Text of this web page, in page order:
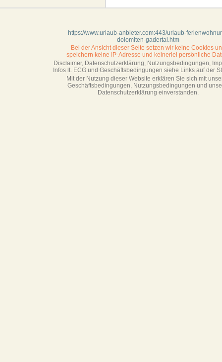
https://www.urlaub-anbieter.com:443/urlaub-
dolomiten-gadertal.htm
Bei der Ansicht dieser Seite setzen wir keine Cookies
speichern keine IP-Adresse und keinerlei persönliche
Disclaimer, Datenschutzerklärung, Nutzungsbedingungen,
Infos lt. ECG und Geschäftsbedingungen siehe Links auf der
Mit der Nutzung dieser Website erklären Sie sich mit
Geschäftsbedin­gungen, Nutzungsbedingungen und
Datenschutzerklärung einverstanden.